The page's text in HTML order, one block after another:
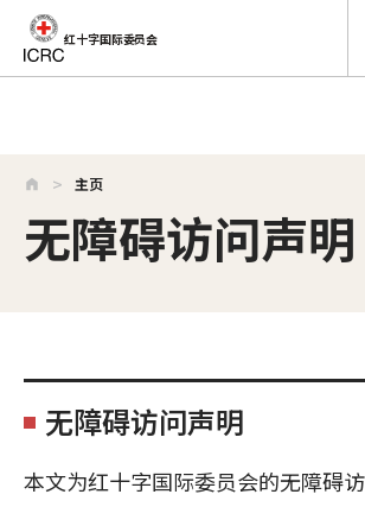
跳至主要内容
红十字国际委员会
主页
无障碍访问声明
无障碍访问声明
本文为红十字国际委员会的无障碍访